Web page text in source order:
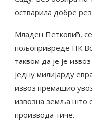
остварила добре
Младен Петковић,
пољопривреде ПК
таквом да је је
једну милијарду
извоз премашио
извозна земља што
производа тиче.